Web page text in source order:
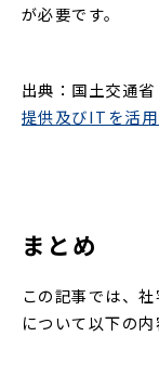
が必要です。
出典：国土交通省
提供及びITを活
まとめ
この記事では、
について以下の内